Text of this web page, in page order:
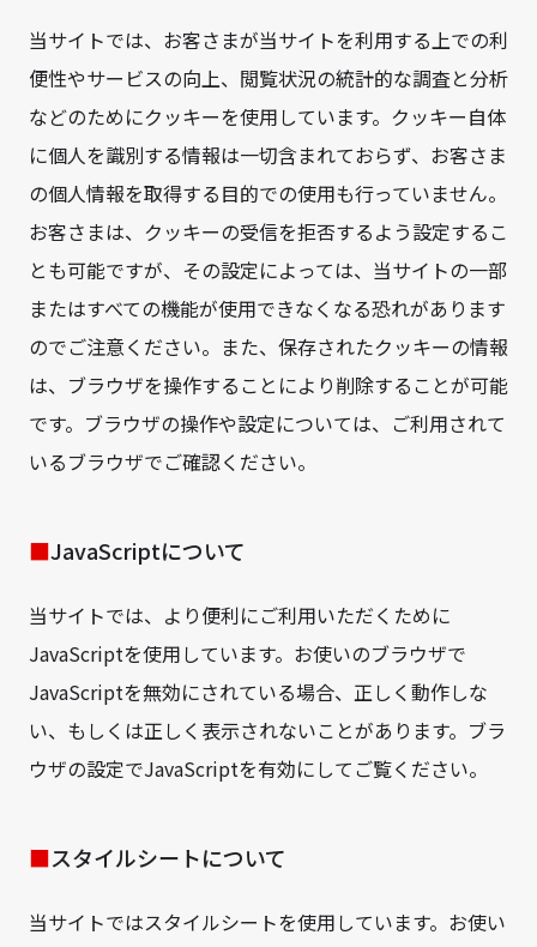
当サイトでは、お客さまが当サイトを利用する上での利
便性やサービスの向上、閲覧状況の統計的な調査と分析
などのためにクッキーを使用しています。クッキー自体
に個人を識別する情報は一切含まれておらず、お客さま
の個人情報を取得する目的での使用も行っていません。
お客さまは、クッキーの受信を拒否するよう設定するこ
とも可能ですが、その設定によっては、当サイトの一部
またはすべての機能が使用できなくなる恐れがあります
のでご注意ください。また、保存されたクッキーの情報
は、ブラウザを操作することにより削除することが可能
です。ブラウザの操作や設定については、ご利用されて
いるブラウザでご確認ください。
JavaScriptについて
当サイトでは、より便利にご利用いただくために
JavaScriptを使用しています。お使いのブラウザで
JavaScriptを無効にされている場合、正しく動作しな
い、もしくは正しく表示されないことがあります。ブラ
ウザの設定でJavaScriptを有効にしてご覧ください。
スタイルシートについて
当サイトではスタイルシートを使用しています。お使い